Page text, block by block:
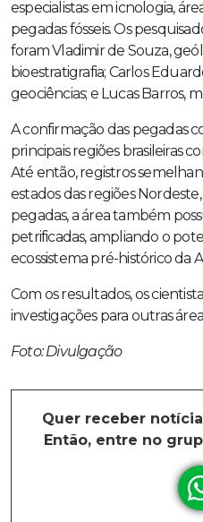
especialistas em icnologia,
pegadas fósseis. Os
foram Vladimir de Souza,
bioestratigrafia; Carlos
geociências; e Lucas Barros,
A confirmação das pegadas
principais regiões brasileiras
Até então, registros
estados das regiões
pegadas, a área também
petrificadas, ampliando o
ecossistema pré-histórico da
Com os resultados, os
investigações para outras
Foto: Divulgação
Quer receber
Então, entre no